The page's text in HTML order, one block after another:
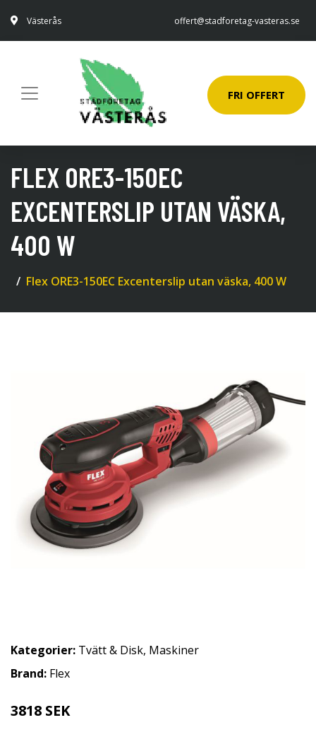
Västerås offert@stadforetag-vasteras.se
FRI OFFERT
FLEX ORE3-150EC
EXCENTERSLIP UTAN VÄSKA,
400 W
Flex ORE3-150EC Excenterslip utan väska, 400 W
Kategorier: Tvätt & Disk, Maskiner
Brand: Flex
3818 SEK